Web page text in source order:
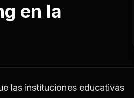
en la
las instituciones educativas